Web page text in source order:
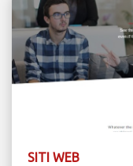
SITI WEB